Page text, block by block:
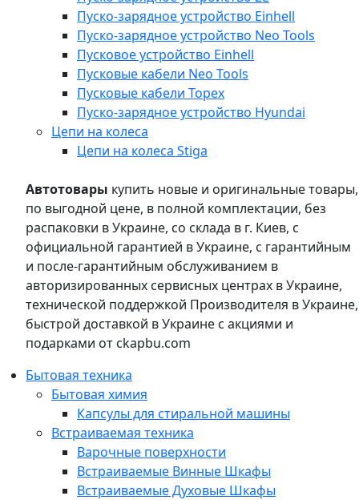
Пуско-зарядное устройство Einhell
Пуско-зарядное устройство Neo Tools
Пусковое устройство Einhell
Пусковые кабели Neo Tools
Пусковые кабели Topex
Пуско-зарядное устройство Hyundai
Цепи на колеса
Цепи на колеса Stiga
Автотовары купить новые и оригинальные товары,
по выгодной цене, в полной комплектации, без
распаковки в Украине, со склада в г. Киев, с
официальной гарантией в Украине, с гарантийным
и после-гарантийным обслуживанием в
авторизированных сервисных центрах в Украине,
технической поддержкой Производителя в Украине,
быстрой доставкой в Украине с акциями и
подарками от ckapbu.com
Бытовая техника
Бытовая химия
Капсулы для стиральной машины
Встраиваемая техника
Варочные поверхности
Встраиваемые Винные Шкафы
Встраиваемые Духовые Шкафы